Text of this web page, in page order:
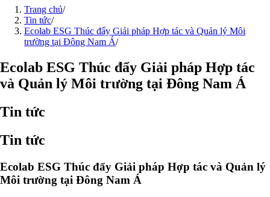
Trang chủ
Sản phẩm
PHỤ GIA THỰC PHẨM
Tinh bột biến tính
Hương liệu thực phẩm
Chất phụ gia điều vị tạo ngọt
Chất phụ gia oxy hóa giữ màu
Chất phụ gia bánh kẹo kem
Chất phụ gia nước giải khát
Chất phụ gia xúc xích
Trang chủ/
Tin tức/
Ecolab ESG Thúc đẩy Giải pháp Hợp tác và Quản lý Môi
trường tại Đông Nam Á/
Ecolab ESG Thúc đẩy Giải pháp Hợp tác
và Quản lý Môi trường tại Đông Nam Á
Tin tức
Tin tức
Ecolab ESG Thúc đẩy Giải pháp Hợp tác và Quản lý
Môi trường tại Đông Nam Á